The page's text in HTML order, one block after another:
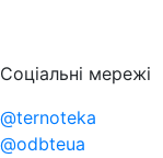
Соціальні мережі
@ternoteka
@odbteua